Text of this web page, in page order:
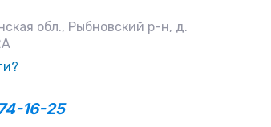
обл., Рыбновский р-н, д.
16-25